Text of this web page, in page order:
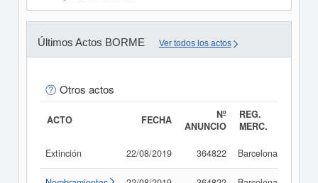
Últimos Actos BORME Ver todos los actos
Otros actos
ACTO FECHA
Nº
ANUNCIO
REG.
MERC.
Extinción 22/08/2019 364822 Barcelona